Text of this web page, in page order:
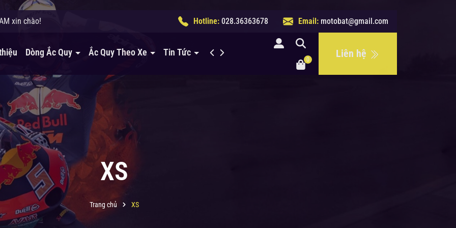
xin chào! Hotline: 028.36363678 Email: motobat@gmail.com
Dòng Ắc Quy Ắc Quy Theo Xe Tin Tức Liên hệ
0 Liên hệ
XS
Trang chủ XS